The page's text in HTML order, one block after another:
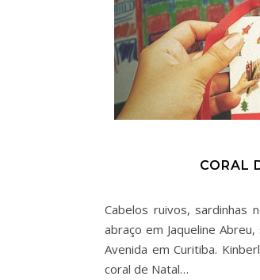
CORAL
Cabelos ruivos, sardinhas
abraço em Jaqueline
Avenida em Curitiba.
coral de Natal…